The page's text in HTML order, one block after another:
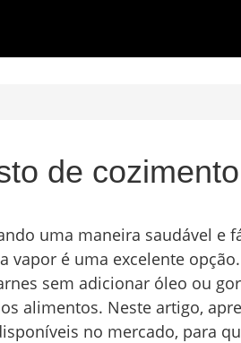
de
uma maneira saudável e
vapor é uma excelente
sem adicionar óleo ou
alimentos. Neste artigo,
no mercado, para